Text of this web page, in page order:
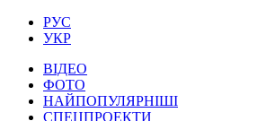
РУС
УКР
ВІДЕО
ФОТО
НАЙПОПУЛЯРНІШІ
СПЕЦПРОЕКТИ